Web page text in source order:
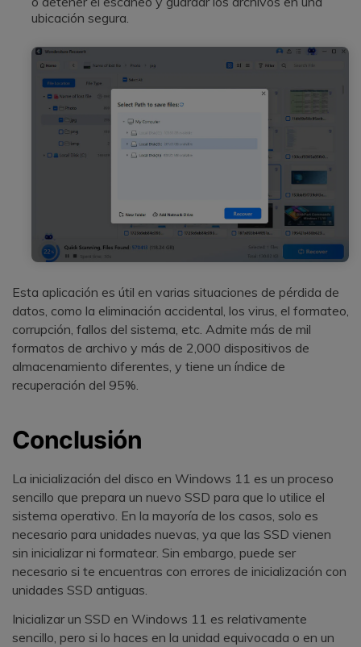
ubicación segura.
Esta aplicación es útil en varias situaciones de pérdida de
datos, como la eliminación accidental, los virus, el formateo,
corrupción, fallos del sistema, etc. Admite más de mil
formatos de archivo y más de 2,000 dispositivos de
almacenamiento diferentes, y tiene un índice de
recuperación del 95%.
Conclusión
La inicialización del disco en Windows 11 es un proceso
sencillo que prepara un nuevo SSD para que lo utilice el
sistema operativo. En la mayoría de los casos, solo es
necesario para unidades nuevas, ya que las SSD vienen
sin inicializar ni formatear. Sin embargo, puede ser
necesario si te encuentras con errores de inicialización con
unidades SSD antiguas.
Inicializar un SSD en Windows 11 es relativamente
sencillo, pero si lo haces en la unidad equivocada o en un